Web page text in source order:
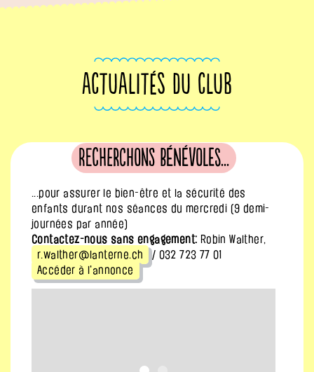
ACTUALITÉS DU CLUB
Recherchons bénévoles...
...pour assurer le bien-être et la sécurité des
enfants durant nos séances du mercredi (9 demi-
journées par année)
Contactez-nous sans engagement: Robin Walther,
r.walther@lanterne.ch
/ 032 723 77 01
Accéder à l'annonce